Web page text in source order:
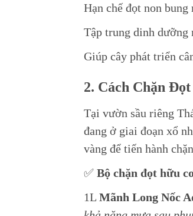
Hạn chế đọt non
Tập trung dinh dưỡng
Giúp cây phát triển
2. Cách Chặn
Tại vườn sầu riêng
đang ở giai đoạn xổ
vàng để tiến hành
✅ Bộ chặn đọt hữu
1L Mãnh Long Nốc